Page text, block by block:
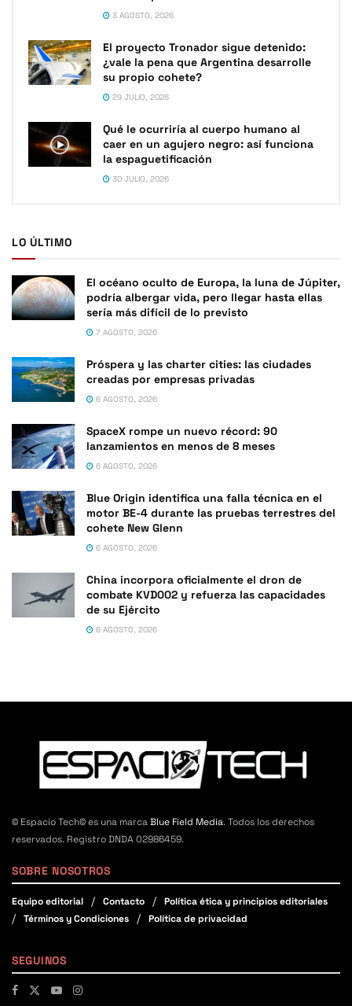
3 AGOSTO, 2026
El proyecto Tronador sigue detenido:
¿vale la pena que Argentina desarrolle
su propio cohete?
29 JULIO, 2026
Qué le ocurriría al cuerpo humano al
caer en un agujero negro: así funciona
la espaguetificación
30 JULIO, 2026
LO ÚLTIMO
El océano oculto de Europa, la luna de Júpiter,
podría albergar vida, pero llegar hasta ellas
sería más difícil de lo previsto
7 AGOSTO, 2026
Próspera y las charter cities: las ciudades
creadas por empresas privadas
6 AGOSTO, 2026
SpaceX rompe un nuevo récord: 90
lanzamientos en menos de 8 meses
6 AGOSTO, 2026
Blue Origin identifica una falla técnica en el
motor BE-4 durante las pruebas terrestres del
cohete New Glenn
6 AGOSTO, 2026
China incorpora oficialmente el dron de
combate KVD002 y refuerza las capacidades
de su Ejército
6 AGOSTO, 2026
© Espacio Tech© es una marcaBlue Field Media. Todos los derechos
reservados. Registro DNDA 02986459.
SOBRE NOSOTROS
Equipo editorial Contacto
Política ética y principios editoriales
Términos y Condiciones
Política de privacidad
SEGUINOS